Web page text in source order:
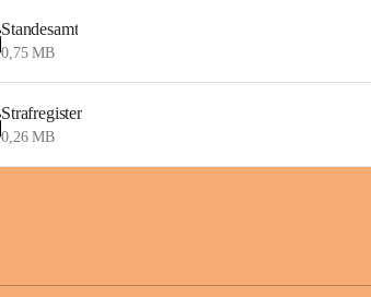
Standesamt
0,75 MB
Strafregister
0,26 MB